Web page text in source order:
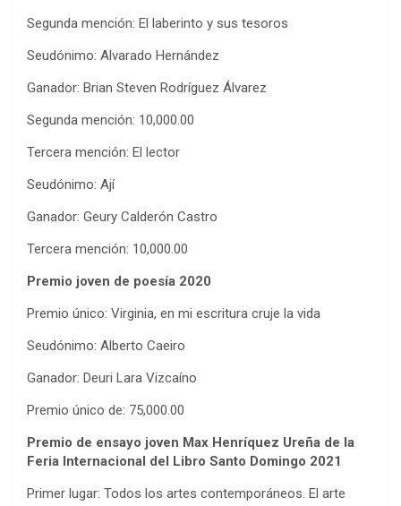
Segunda mención: El laberinto y sus tesoros
Seudónimo: Alvarado Hernández
Ganador: Brian Steven Rodríguez Álvarez
Segunda mención: 10,000.00
Tercera mención: El lector
Seudónimo: Ají
Ganador: Geury Calderón Castro
Tercera mención: 10,000.00
Premio joven de poesía 2020
Premio único: Virginia, en mi escritura cruje la vida
Seudónimo: Alberto Caeiro
Ganador: Deuri Lara Vizcaíno
Premio único de: 75,000.00
Premio de ensayo joven Max Henríquez Ureña de la
Feria Internacional del Libro Santo Domingo 2021
Primer lugar: Todos los artes contemporáneos. El arte